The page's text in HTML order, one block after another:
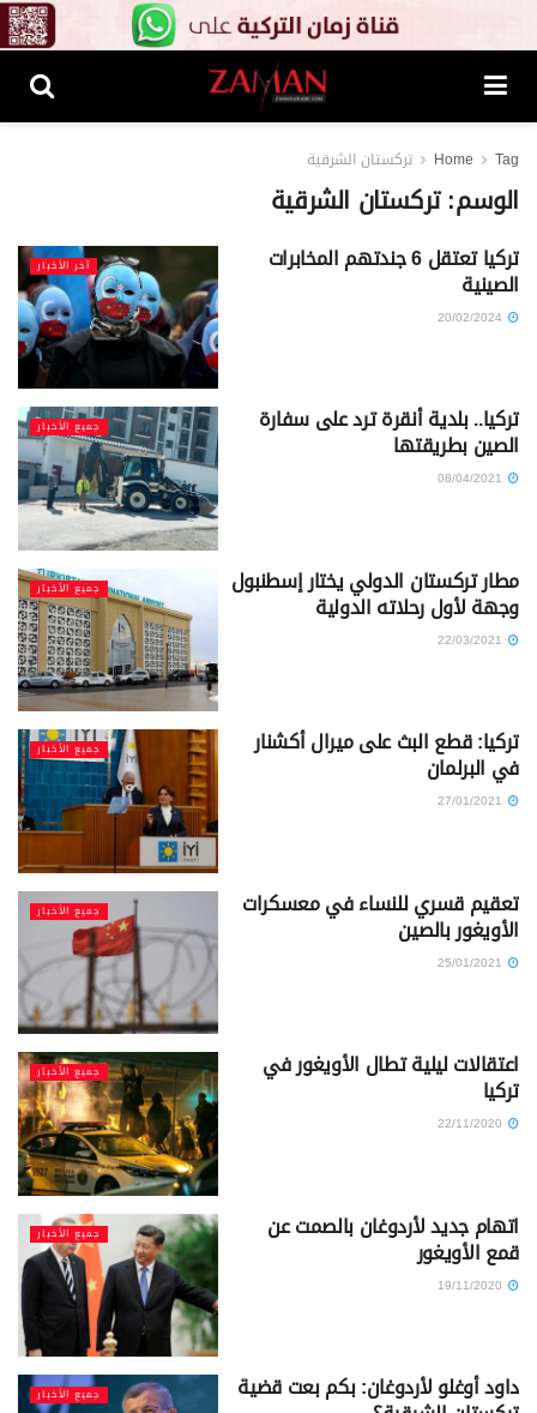
Home Tag تركستان الشرقية
الوسم:تركستان الشرقية
آخر الأخبار تركيا تعتقل 6 جندتهم المخابرات
الصينية
جميع الأخبار تركيا.. بلدية أنقرة ترد على سفارة
الصين بطريقتها
جميع الأخبار مطار تركستان الدولي يختار إسطنبول
وجهة لأول رحلاته الدولية
جميع الأخبار تركيا: قطع البث على ميرال أكشنار
في البرلمان
جميع الأخبار تعقيم قسري للنساء في معسكرات
الأويغور بالصين
جميع الأخبار اعتقالات ليلية تطال الأويغور في
تركيا
جميع الأخبار اتهام جديد لأردوغان بالصمت عن
قمع الأويغور
جميع الأخبار داود أوغلو لأردوغان: بكم بعت قضية